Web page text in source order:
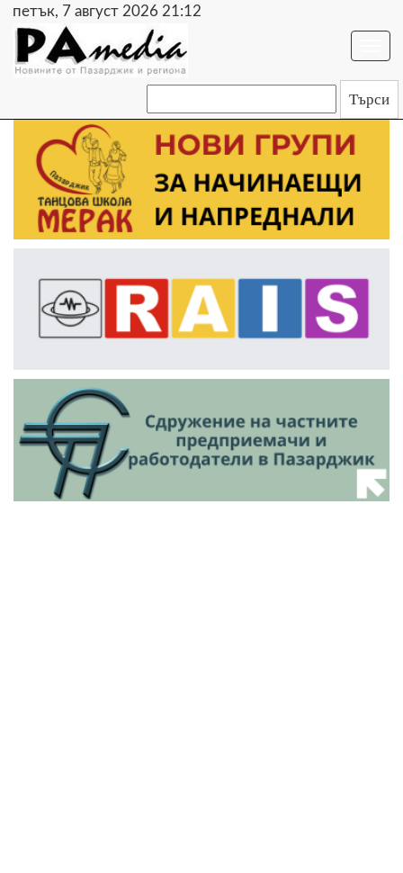
петък, 7 август 2026 21:12